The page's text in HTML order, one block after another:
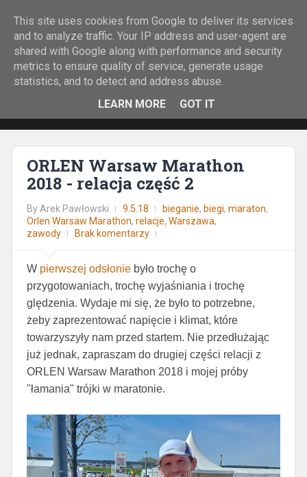
Rock&Run
O bieganiu z górskiej perspektywy.
ORLEN Warsaw Marathon
2018 - relacja część 2
ByArek Pawłowski 9.5.18 bieganie, biegi, maraton,
Orlen Warsaw Marathon, relacje, Warszawa,
zawody
Brak komentarzy
W pierwszej odsłoniebyło trochę o
przygotowaniach, trochę wyjaśniania i trochę
ględzenia. Wydaje mi się, że było to potrzebne,
żeby zaprezentować napięcie i klimat, które
towarzyszyły nam przed startem. Nie przedłużając
już jednak, zapraszam do drugiej części relacji z
ORLEN Warsaw Marathon 2018 i mojej próby
"łamania" trójki w maratonie.
This site uses cookies from Google to deliver its services
and to analyze traffic. Your IP address and user-agent are
shared with Google along with performance and security
metrics to ensure quality of service, generate usage
statistics, and to detect and address abuse.
LEARN MORE
GOT IT